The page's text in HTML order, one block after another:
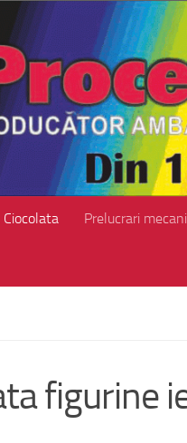
Ciocolata Prelucrari
figurine